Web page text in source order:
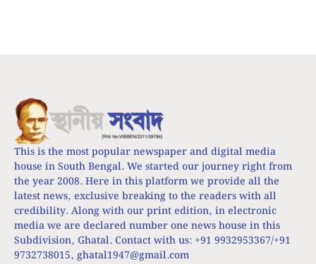
This is the most popular newspaper and digital media
house in South Bengal. We started our journey right from
the year 2008. Here in this platform we provide all the
latest news, exclusive breaking to the readers with all
credibility. Along with our print edition, in electronic
media we are declared number one news house in this
Subdivision, Ghatal. Contact with us: +91 9932953367/+91
9732738015, ghatal1947@gmail.com